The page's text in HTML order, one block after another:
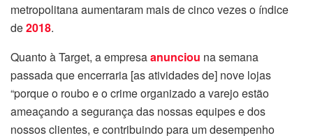
metropolitana aumentaram mais de cinco vezes o índice
de2018.
Quanto à Target, a empresaanunciou na semana
passada que encerraria [as atividades de] nove lojas
“porque o roubo e o crime organizado a varejo estão
ameaçando a segurança das nossas equipes e dos
nossos clientes, e contribuindo para um desempenho